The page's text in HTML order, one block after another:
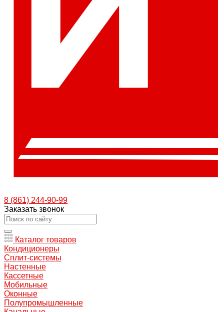
8 (861) 244-90-99
Заказать звонок
Каталог товаров
Кондиционеры
Сплит-системы
Настенные
Кассетные
Мобильные
Оконные
Полупромышленные